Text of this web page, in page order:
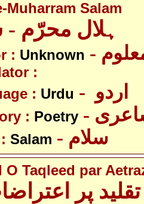
Muharram Salam
ہلال محرّم -
: Unknown
:
: Urdu
: Poetry
Salam - سلام
O Taqleed par
پر